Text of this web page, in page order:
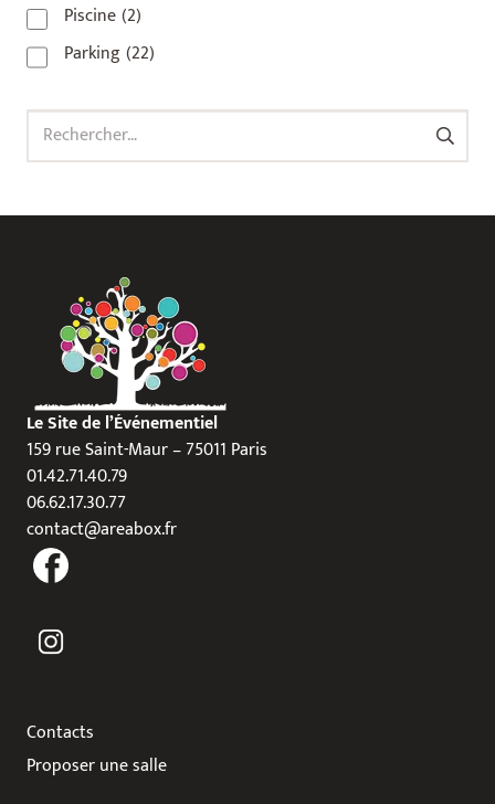
Piscine(2)
Parking(22)
Rechercher :
Le Site de l’Événementiel
159 rue Saint-Maur – 75011 Paris
01.42.71.40.79
06.62.17.30.77
contact@areabox.fr
Contacts
Proposer une salle